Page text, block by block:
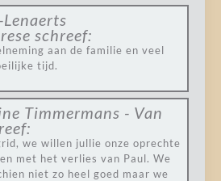
schreef:
aan de familie en veel
tijd.
Timmermans - Van
we willen jullie onze oprechte
met het verlies van Paul. We
niet zo heel goed maar we